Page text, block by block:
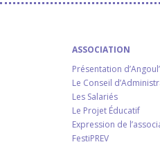
ASSOCIATION
Présentation
Le Conseil
Les Salariés
Le Projet Éducatif
Expression de
FestiPREV